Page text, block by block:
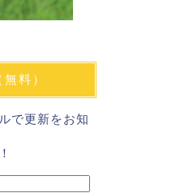
料）
で更新をお知